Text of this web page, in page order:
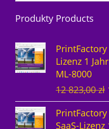
Produkty Products
Lizenz 1
ML-8000
12 823,00zł
SaaS-Lizenz